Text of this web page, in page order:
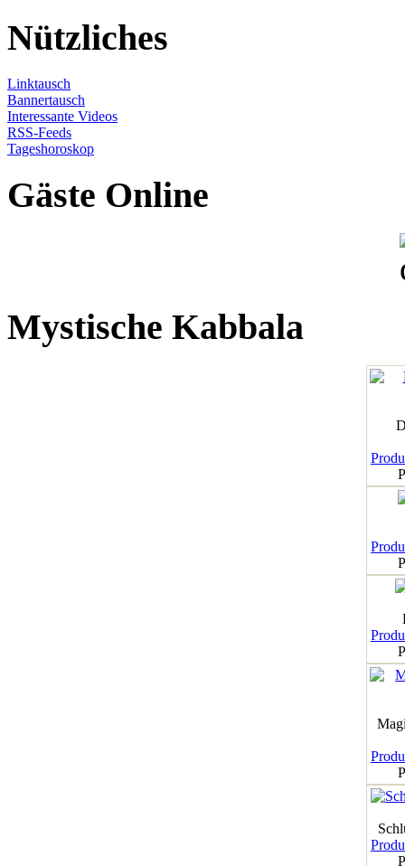
Nützliches
Linktausch
Bannertausch
Interessante Videos
RSS-Feeds
Tageshoroskop
Gäste Online
Mystische Kabbala